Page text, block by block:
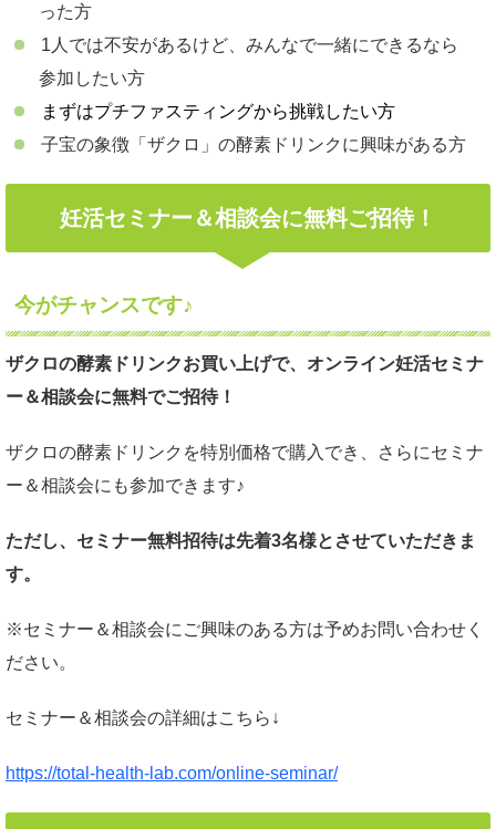
った方
1人では不安があるけど、みんなで一緒にできるなら
参加したい方
まずはプチファスティングから挑戦したい方
子宝の象徴「ザクロ」の酵素ドリンクに興味がある方
妊活セミナー＆相談会に無料ご招待！
今がチャンスです♪
ザクロの酵素ドリンクお買い上げで、オンライン妊活セミナ
ー＆相談会に無料でご招待！
ザクロの酵素ドリンクを特別価格で購入でき、さらにセミナ
ー＆相談会にも参加できます♪
ただし、セミナー無料招待は先着3名様とさせていただきま
す。
※セミナー＆相談会にご興味のある方は予めお問い合わせく
ださい。
セミナー＆相談会の詳細はこちら↓
https://total-health-lab.com/online-seminar/